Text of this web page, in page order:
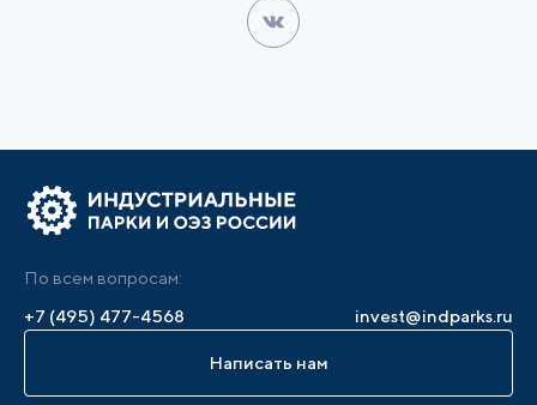
По всем вопросам:
+7 (495) 477-4568
invest@indparks.ru
Написать нам